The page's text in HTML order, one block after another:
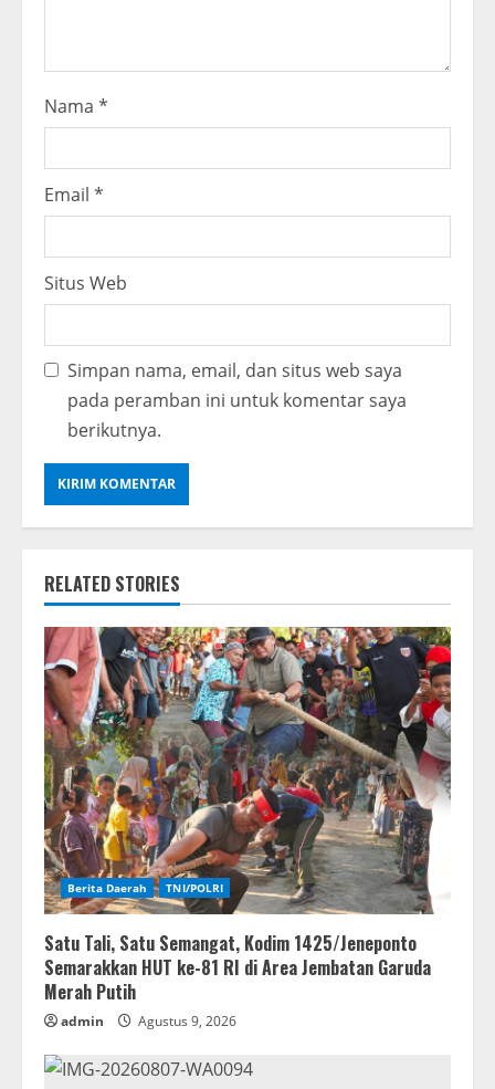
Nama *
Email *
Situs Web
Simpan nama, email, dan situs web saya
pada peramban ini untuk komentar saya
berikutnya.
RELATED STORIES
Berita Daerah TNI/POLRI
Satu Tali, Satu Semangat, Kodim 1425/Jeneponto
Semarakkan HUT ke-81 RI di Area Jembatan Garuda
Merah Putih
admin Agustus 9, 2026